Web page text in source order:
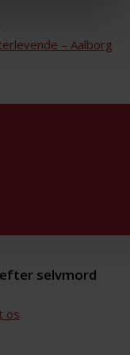
– Aalborg
selvmord
os